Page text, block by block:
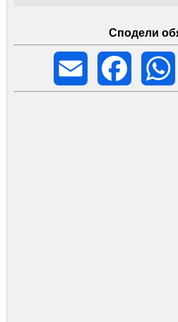
Сподели
Email
Facebook